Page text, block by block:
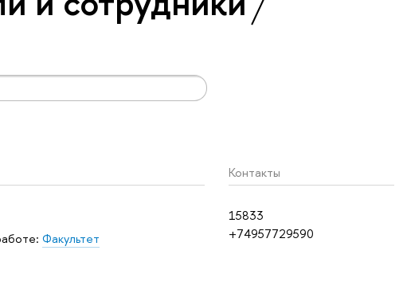
Контакты
15833
+74957729590
Факультет